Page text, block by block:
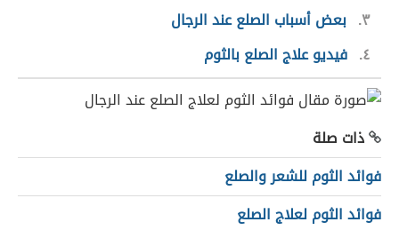
٣ بعض أسباب الصلع عند الرجال
٤ فيديو علاج الصلع بالثوم
ذات صلة
فوائد الثوم للشعر والصلع
فوائد الثوم لعلاج الصلع